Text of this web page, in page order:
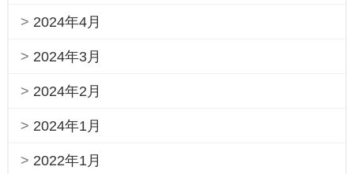
2024年4月
2024年3月
2024年2月
2024年1月
2022年1月